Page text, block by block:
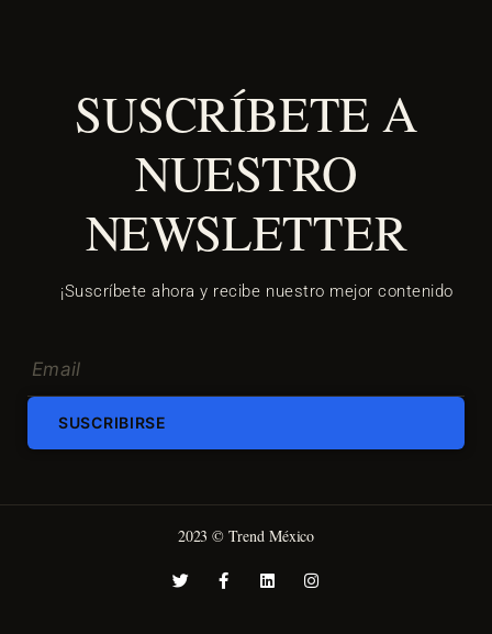
SUSCRÍBETE A
NUESTRO
NEWSLETTER
¡Suscríbete ahora y recibe nuestro mejor contenido
SUSCRIBIRSE
2023 © Trend México